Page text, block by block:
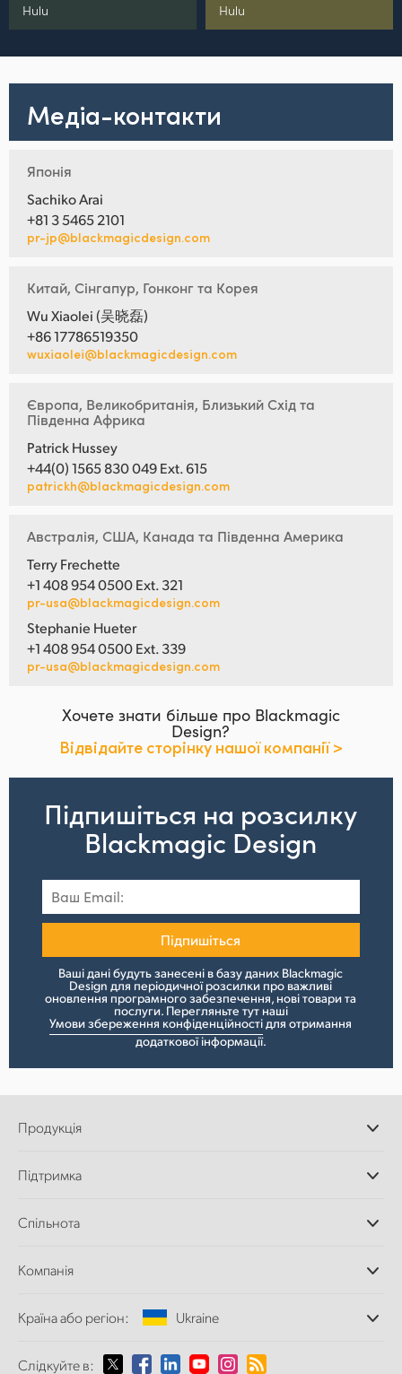
Hulu
Hulu
Медіа-контакти
Японія
Sachiko Arai
+81 3 5465 2101
pr-jp@blackmagicdesign.com
Китай, Сінгапур, Гонконг та Корея
Wu Xiaolei (吴晓磊)
+86 17786519350
wuxiaolei@blackmagicdesign.com
Європа, Великобританія, Близький Схід та
Південна Африка
Patrick Hussey
+44(0) 1565 830 049 Ext. 615
patrickh@blackmagicdesign.com
Австралія, США, Канада та Південна Америка
Terry Frechette
+1 408 954 0500 Ext. 321
pr-usa@blackmagicdesign.com
Stephanie Hueter
+1 408 954 0500 Ext. 339
pr-usa@blackmagicdesign.com
Хочете знати більше про Blackmagic
Design?
Відвідайте сторінку нашої компанії >
Підпишіться на розсилку
Blackmagic Design
Підпишіться
Ваші дані будуть занесені в базу даних Blackmagic
Design для періодичної розсилки про важливі
оновлення програмного забезпечення, нові товари та
послуги. Перегляньте тут нашi
Умови збереження конфіденційностідля отримання
додаткової інформації.
Продукція
Додатки DaVinci
Відеомікшери ATEM
Дискові рекордери
та відтворення
Перетворення форматів
Підтримка
Центр підтримки
Спільнота
Компанія
Про нас
Медіа
Країна або регіон: Ukraine
Виберіть вашу країну або регіон
Слідкуйте в: